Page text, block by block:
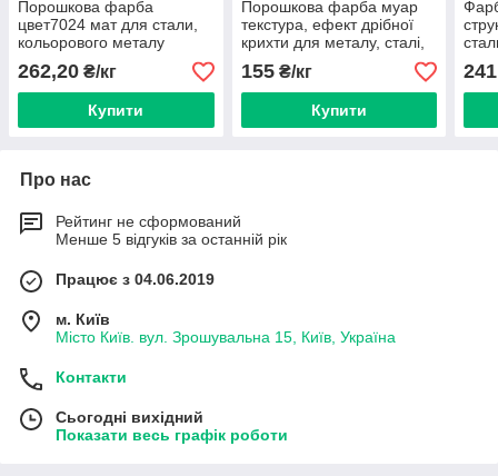
Порошкова фарба
цвет7024 мат для стали,
кольорового металу
алюмінію бронзи, латуні
262,20 ₴/кг
Купити
Порошкова фарба муар
текстура, ефект дрібної
крихти для металу, сталі,
кольорового металу
алюмінію бронзи
155₴/кг
Купити
Про нас
Рейтинг не сформований
Менше 5 відгуків за останній рік
Працює з 04.06.2019
м. Київ
Місто Київ. вул. Зрошувальна 15, Київ, Україна
Контакти
Сьогодні вихідний
Показати весь графік роботи